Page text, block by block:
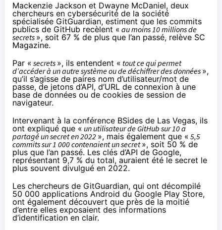
Mackenzie Jackson et Dwayne McDaniel, deux
chercheurs en cybersécurité de la société
spécialisée GitGuardian, estiment que les commits
publics de GitHub recèlent « au moins 10 millions de
secrets », soit 67 % de plus que l’an passé, relève SC
Magazine.
Par « secrets », ils entendent « tout ce qui permet
d’accéder à un autre système ou de déchiffrer des données »,
qu’il s’agisse de paires nom d’utilisateur/mot de
passe, de jetons d’API, d’URL de connexion à une
base de données ou de cookies de session de
navigateur.
Intervenant à la conférence BSides de Las Vegas, ils
ont expliqué que « un utilisateur de GitHub sur 10 a
partagé un secret en 2022 », mais également que « 5,5
commits sur 1 000 contenaient un secret», soit 50 % de
plus que l’an passé. Les clés d’API de Google,
représentant 9,7 % du total, auraient été le secret le
plus souvent divulgué en 2022.
Les chercheurs de GitGuardian, qui ont décompilé
50 000 applications Android du Google Play Store,
ont également découvert que près de la moitié
d’entre elles exposaient des informations
d’identification en clair.